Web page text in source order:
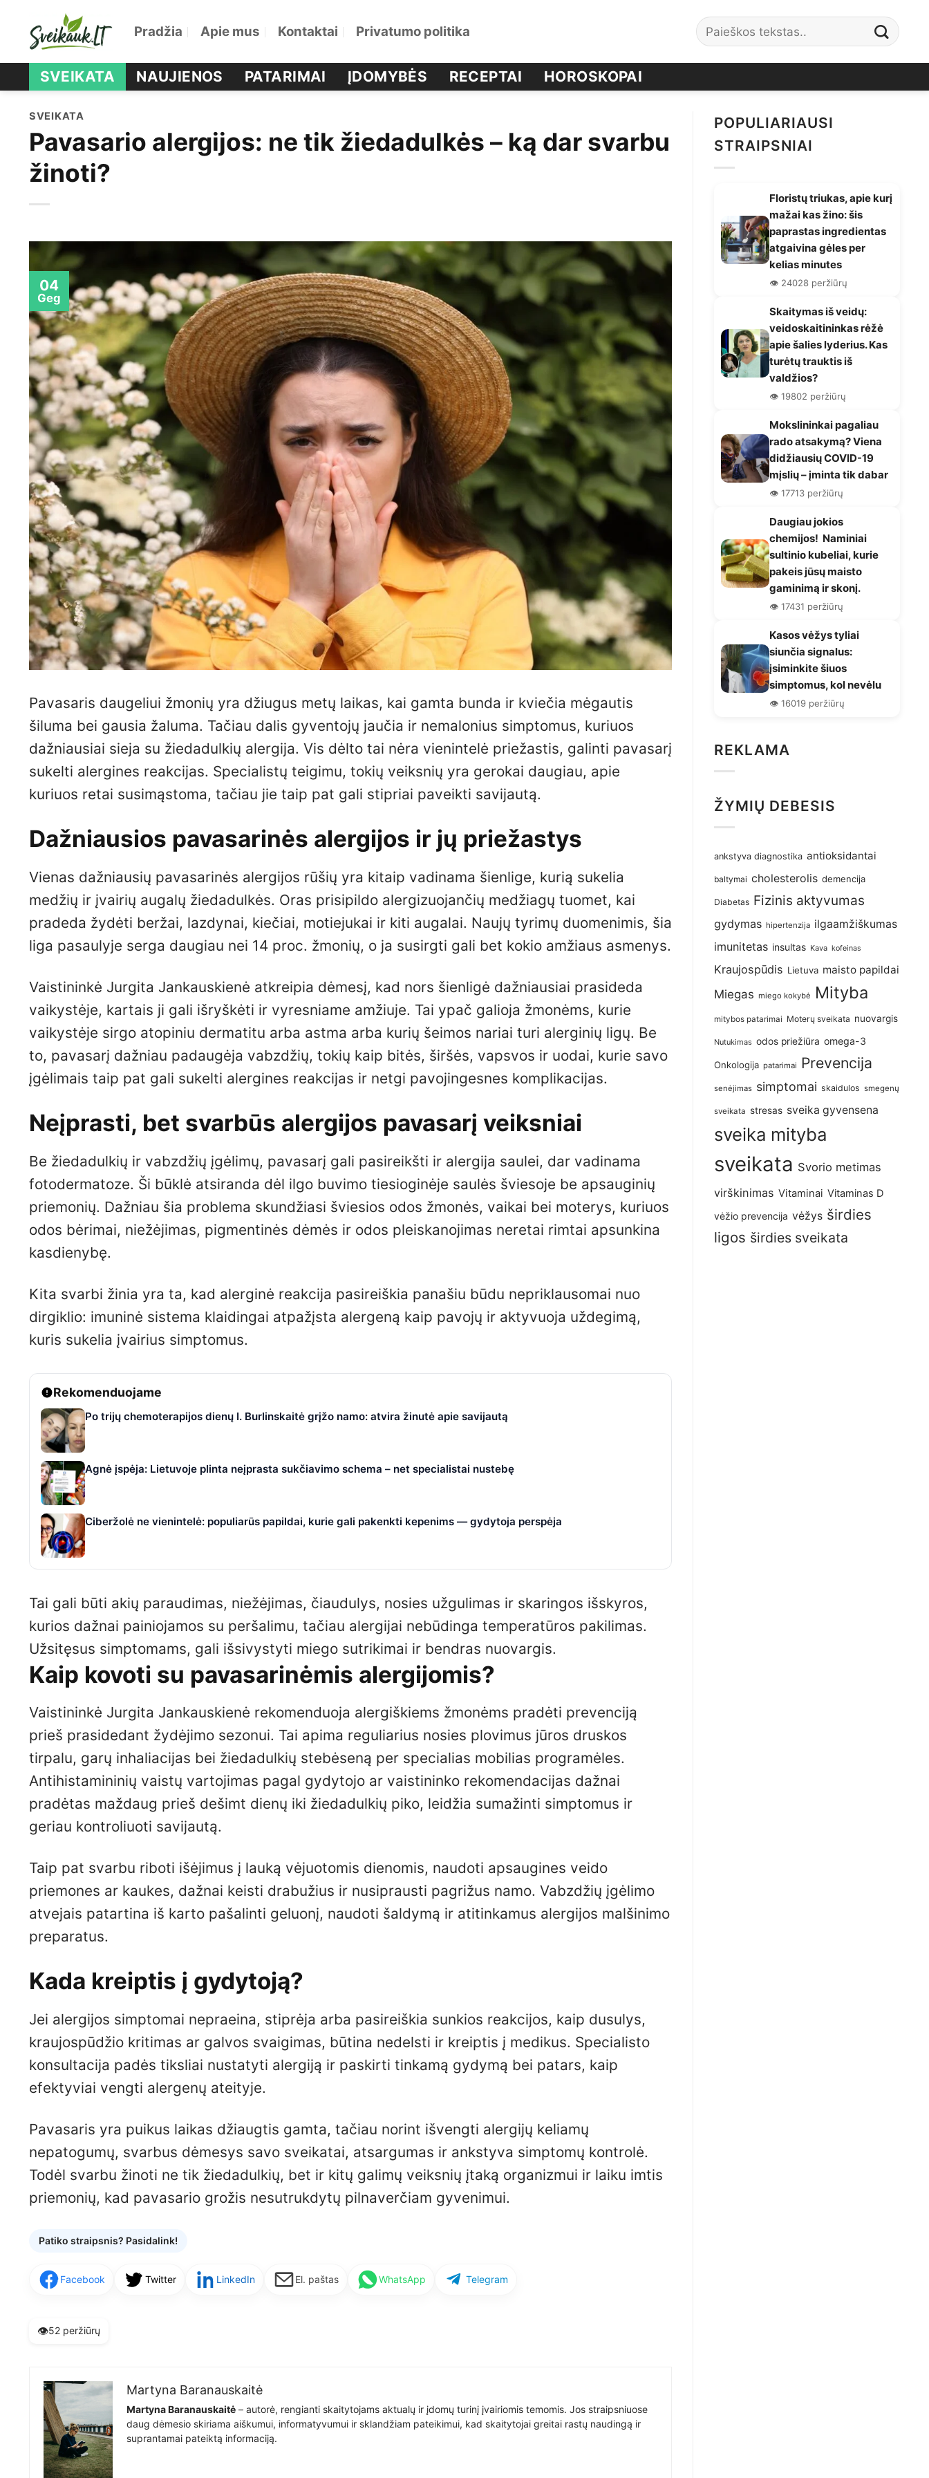
Pradžia Apie mus Kontaktai Privatumo politika
SVEIKATA NAUJIENOS PATARIMAI ĮDOMYBĖS RECEPTAI HOROSKOPAI
SVEIKATA
Pavasario alergijos: ne tik žiedadulkės – ką dar svarbu
žinoti?
04
Geg
Pavasaris daugeliui žmonių yra džiugus metų laikas, kai gamta bunda ir kviečia mėgautis
šiluma bei gausia žaluma. Tačiau dalis gyventojų jaučia ir nemalonius simptomus, kuriuos
dažniausiai sieja su žiedadulkių alergija. Vis dėlto tai nėra vienintelė priežastis, galinti pavasarį
sukelti alergines reakcijas. Specialistų teigimu, tokių veiksnių yra gerokai daugiau, apie
kuriuos retai susimąstoma, tačiau jie taip pat gali stipriai paveikti savijautą.
Dažniausios pavasarinės alergijos ir jų priežastys
Vienas dažniausių pavasarinės alergijos rūšių yra kitaip vadinama šienlige, kurią sukelia
medžių ir įvairių augalų žiedadulkės. Oras prisipildo alergizuojančių medžiagų tuomet, kai
pradeda žydėti beržai, lazdynai, kiečiai, motiejukai ir kiti augalai. Naujų tyrimų duomenimis, šia
liga pasaulyje serga daugiau nei 14 proc. žmonių, o ja susirgti gali bet kokio amžiaus asmenys.
Vaistininkė Jurgita Jankauskienė atkreipia dėmesį, kad nors šienligė dažniausiai prasideda
vaikystėje, kartais ji gali išryškėti ir vyresniame amžiuje. Tai ypač galioja žmonėms, kurie
vaikystėje sirgo atopiniu dermatitu arba astma arba kurių šeimos nariai turi alerginių ligų. Be
to, pavasarį dažniau padaugėja vabzdžių, tokių kaip bitės, širšės, vapsvos ir uodai, kurie savo
įgėlimais taip pat gali sukelti alergines reakcijas ir netgi pavojingesnes komplikacijas.
Neįprasti, bet svarbūs alergijos pavasarį veiksniai
Be žiedadulkių ir vabzdžių įgėlimų, pavasarį gali pasireikšti ir alergija saulei, dar vadinama
fotodermatoze. Ši būklė atsiranda dėl ilgo buvimo tiesioginėje saulės šviesoje be apsauginių
priemonių. Dažniau šia problema skundžiasi šviesios odos žmonės, vaikai bei moterys, kuriuos
odos bėrimai, niežėjimas, pigmentinės dėmės ir odos pleiskanojimas neretai rimtai apsunkina
kasdienybę.
Kita svarbi žinia yra ta, kad alerginė reakcija pasireiškia panašiu būdu nepriklausomai nuo
dirgiklio: imuninė sistema klaidingai atpažįsta alergeną kaip pavojų ir aktyvuoja uždegimą,
kuris sukelia įvairius simptomus.
Rekomenduojame
Po trijų chemoterapijos dienų I. Burlinskaitė grįžo namo: atvira žinutė apie savijautą
Agnė įspėja: Lietuvoje plinta neįprasta sukčiavimo schema – net specialistai nustebę
Ciberžolė ne vienintelė: populiarūs papildai, kurie gali pakenkti kepenims — gydytoja perspėja
Tai gali būti akių paraudimas, niežėjimas, čiaudulys, nosies užgulimas ir skaringos išskyros,
kurios dažnai painiojamos su peršalimu, tačiau alergijai nebūdinga temperatūros pakilimas.
Užsitęsus simptomams, gali išsivystyti miego sutrikimai ir bendras nuovargis.
Kaip kovoti su pavasarinėmis alergijomis?
Vaistininkė Jurgita Jankauskienė rekomenduoja alergiškiems žmonėms pradėti prevenciją
prieš prasidedant žydėjimo sezonui. Tai apima reguliarius nosies plovimus jūros druskos
tirpalu, garų inhaliacijas bei žiedadulkių stebėseną per specialias mobilias programėles.
Antihistamininių vaistų vartojimas pagal gydytojo ar vaistininko rekomendacijas dažnai
pradėtas maždaug prieš dešimt dienų iki žiedadulkių piko, leidžia sumažinti simptomus ir
geriau kontroliuoti savijautą.
Taip pat svarbu riboti išėjimus į lauką vėjuotomis dienomis, naudoti apsaugines veido
priemones ar kaukes, dažnai keisti drabužius ir nusiprausti pagrižus namo. Vabzdžių įgėlimo
atvejais patartina iš karto pašalinti geluonį, naudoti šaldymą ir atitinkamus alergijos malšinimo
preparatus.
Kada kreiptis į gydytoją?
Jei alergijos simptomai nepraeina, stiprėja arba pasireiškia sunkios reakcijos, kaip dusulys,
kraujospūdžio kritimas ar galvos svaigimas, būtina nedelsti ir kreiptis į medikus. Specialisto
konsultacija padės tiksliai nustatyti alergiją ir paskirti tinkamą gydymą bei patars, kaip
efektyviai vengti alergenų ateityje.
Pavasaris yra puikus laikas džiaugtis gamta, tačiau norint išvengti alergijų keliamų
nepatogumų, svarbus dėmesys savo sveikatai, atsargumas ir ankstyva simptomų kontrolė.
Todėl svarbu žinoti ne tik žiedadulkių, bet ir kitų galimų veiksnių įtaką organizmui ir laiku imtis
priemonių, kad pavasario grožis nesutrukdytų pilnaverčiam gyvenimui.
Patiko straipsnis? Pasidalink!
Facebook Twitter LinkedIn El. paštas WhatsApp Telegram
👁️52 peržiūrų
Martyna Baranauskaitė
Martyna Baranauskaitė – autorė, rengianti skaitytojams aktualų ir įdomų turinį įvairiomis temomis. Jos straipsniuose
daug dėmesio skiriama aiškumui, informatyvumui ir sklandžiam pateikimui, kad skaitytojai greitai rastų naudingą ir
suprantamai pateiktą informaciją.
POPULIARIAUSI
STRAIPSNIAI
Floristų triukas, apie kurį
mažai kas žino: šis
paprastas ingredientas
atgaivina gėles per
kelias minutes
👁️ 24028 peržiūrų
Skaitymas iš veidų:
veidoskaitininkas rėžė
apie šalies lyderius. Kas
turėtų trauktis iš
valdžios?
👁️ 19802 peržiūrų
Mokslininkai pagaliau
rado atsakymą? Viena
didžiausių COVID-19
mįslių – įminta tik dabar
👁️ 17713 peržiūrų
Daugiau jokios
chemijos! Naminiai
sultinio kubeliai, kurie
pakeis jūsų maisto
gaminimą ir skonį.
👁️ 17431 peržiūrų
Kasos vėžys tyliai
siunčia signalus:
įsiminkite šiuos
simptomus, kol nevėlu
👁️ 16019 peržiūrų
REKLAMA
ŽYMIŲ DEBESIS
ankstyva diagnostika antioksidantai
baltymai cholesterolis demencija
Diabetas Fizinis aktyvumas
gydymas hipertenzija ilgaamžiškumas
imunitetas insultas Kava kofeinas
Kraujospūdis Lietuva maisto papildai
Miegas miego kokybė Mityba
mitybos patarimai Moterų sveikata nuovargis
Nutukimas odos priežiūra omega-3
Onkologija patarimai Prevencija
senėjimas simptomai skaidulos smegenų
sveikata stresas sveika gyvensena
sveika mityba
sveikata Svorio metimas
virškinimas Vitaminai Vitaminas D
vėžio prevencija vėžys širdies
ligos širdies sveikata